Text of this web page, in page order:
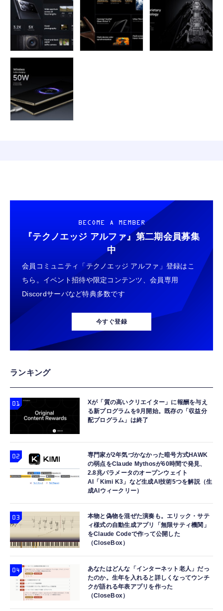
BECOME A MEMBER
『テクノエッジ アルファ』 第二期会員募集
中
会員コミュニティ「テクノエッジ アルファ」登録はこ
ちら。イベント招待や限定コンテンツ、会員専用
Discordサーバなど特典多数です
今すぐ登録
ランキング
Xが「質の高いクリエイター」に報酬を与え
る新プログラムを9月開始。既存の「収益分
配プログラム」は終了
専門家が2年気づかなかった暗号方式HAWK
の弱点をClaude Mythosが60時間で発見、
2.8兆パラメータのオープンウェイト
AI「Kimi K3」など生成AI技術5つを解説（生
成AIウィークリー）
本物と偽物を混ぜた演奏も。エリック・サテ
ィ様式の自動生成アプリ「無限サティ機関」
をClaude Codeで作って公開した
（CloseBox）
あなたはどんな「インターネット老人」だっ
たのか。生年を入れると詳しくなってウンチ
クが語れる年表アプリを作った
（CloseBox）